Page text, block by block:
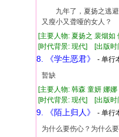
九年了，夏扬之逃避
又瘦小又聋哑的女人？
[主要人物: 夏扬之 裴烟
[时代背景: 现代] [出版
8. 《学生恶君》 - 单行
暂缺
[主要人物: 韩森 童妍 娜
[时代背景: 现代] [出版
9. 《陌上归人》 - 单行
为什么要伤心？为什么